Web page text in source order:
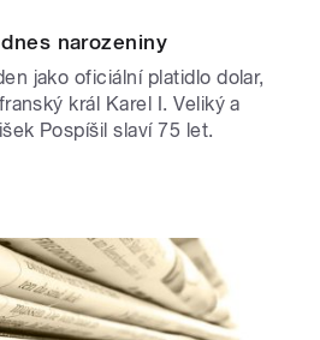
narozeniny
jako oficiální platidlo dolar,
král Karel I. Veliký a
Pospíšil slaví 75 let.